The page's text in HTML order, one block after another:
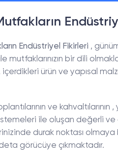
Endüstriyel Fikirleri ,
mutfaklarınızın bir dili
içerdikleri ürün ve yapısal
ve
ile oluşan değerli ve
durak noktası
görücüye çıkmaktadır.